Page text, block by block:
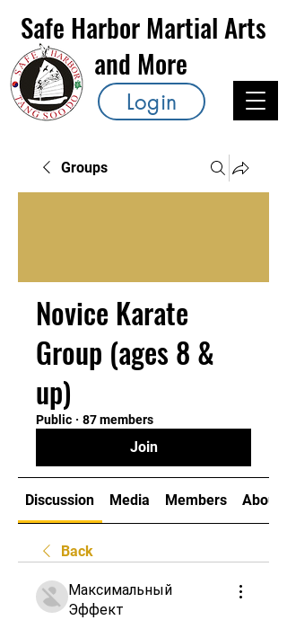
Safe Harbor Martial Arts
and More
Login
Groups
Novice Karate
Group (ages 8 &
up)
Public · 87 members
Join
Discussion Media Members About
Back
Максимальный
Эффект